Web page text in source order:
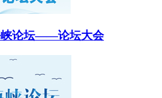
峡论坛——论坛大会